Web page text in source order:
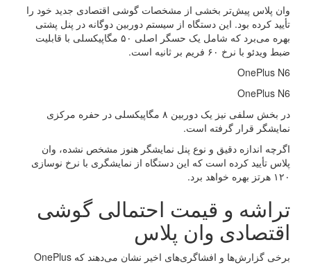
وان پلاس پیش‌تر بخشی از مشخصات گوشی اقتصادی جدید خود را
تأیید کرده بود. این دستگاه از سیستم دوربین دوگانه در پنل پشتی
بهره می‌برد که شامل یک حسگر اصلی ۵۰ مگاپیکسلی با قابلیت
ضبط ویدئو با نرخ ۶۰ فریم بر ثانیه است.
OnePlus N6
OnePlus N6
در بخش سلفی نیز یک دوربین ۸ مگاپیکسلی در حفره مرکزی
نمایشگر قرار گرفته است.
اگرچه اندازه دقیق و نوع پنل نمایشگر هنوز مشخص نشده، وان
پلاس تأیید کرده است که این دستگاه از نمایشگری با نرخ نوسازی
۱۲۰ هرتز بهره خواهد برد.
تراشه و قیمت احتمالی گوشی
اقتصادی وان پلاس
برخی گزارش‌ها و افشاگری‌های اخیر نشان می‌دهند که OnePlus